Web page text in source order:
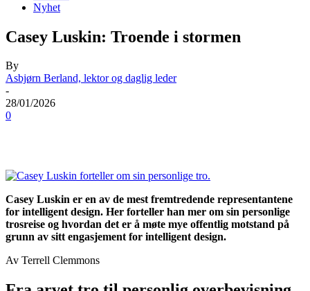
Nyhet
Casey Luskin: Troende i stormen
By
Asbjørn Berland, lektor og daglig leder
-
28/01/2026
0
Casey Luskin er en av de mest fremtredende representantene
for intelligent design. Her forteller han mer om sin personlige
trosreise og hvordan det er å møte mye offentlig motstand på
grunn av sitt engasjement for intelligent design.
Av Terrell Clemmons